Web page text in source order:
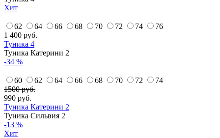
Хит
62 64 66 68 70 72 74
76
1 400 руб.
Туника 4
Туника Катерини 2
-34 %
60 62 64 66 68 70 72
74
1500 руб.
990 руб.
Туника Катерини 2
Туника Сильвия 2
-13 %
Хит